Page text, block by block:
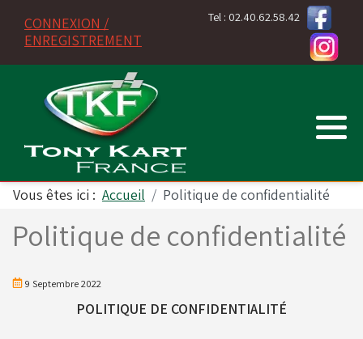
CONNEXION /
ENREGISTREMENT
Tel : 02.40.62.58.42
Vous êtes ici : Accueil Politique de confidentialité
Politique de confidentialité
9 Septembre 2022
POLITIQUE DE CONFIDENTIALITÉ
Pièces détachées
Accessoires OTK
Adhésifs -Stickers
Barres - Planchers
Fournitures diverses
Batteries
Bougies
Outillage & Accessoires
TONYKART
KOSMIC
Moteur MINI 60 FR
Pièces détachées MINI 60 FR
TONYKART
KOSMIC
PNEUS VEGA
PNEUS MOJO
VORTEX
ROTAX
IAME